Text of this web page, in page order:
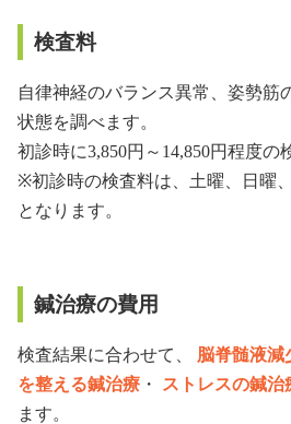
検査料
自律神経のバランス異常、姿勢筋
状態を調べます。
初診時に3,850円～14,850円程度の
※初診時の検査料は、土曜、日曜
となります。
鍼治療の費用
検査結果に合わせて、 脳脊髄液減
を整える鍼治療 ・ ストレスの鍼治
ます。